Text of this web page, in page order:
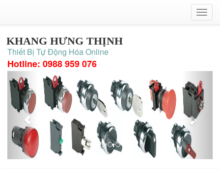
KHANG HƯNG THỊNH
Thiết Bị Tự Động Hóa Online
Hotline: 0988 959 076